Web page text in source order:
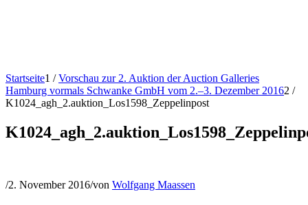
Startseite1 / Vorschau zur 2. Auktion der Auction Galleries
Hamburg vormals Schwanke GmbH vom 2.–3. Dezember 20162 /
K1024_agh_2.auktion_Los1598_Zeppelinpost
/2. November 2016/von Wolfgang Maassen